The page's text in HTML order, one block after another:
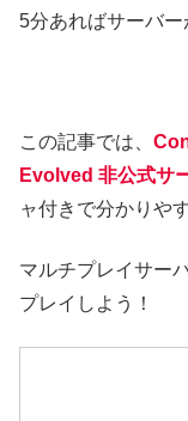
5分あればサーバー
この記事では、
Evolved 非公式サ
ャ付きで分かりや
マルチプレイサー
プレイしよう！